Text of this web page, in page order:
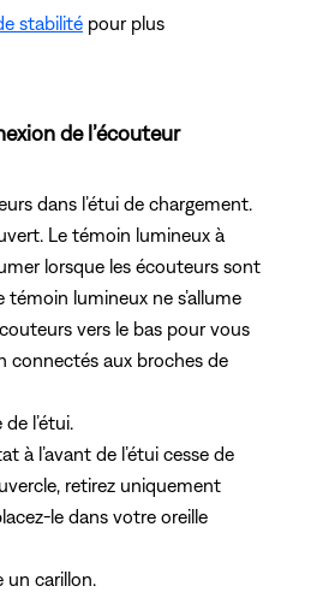
stabilité pour plus
de l’écouteur
dans l’étui de chargement.
Le témoin lumineux à
lorsque les écouteurs sont
témoin lumineux ne s’allume
vers le bas pour vous
connectés aux broches de
l’étui.
à l’avant de l’étui cesse de
retirez uniquement
le dans votre oreille
un carillon.